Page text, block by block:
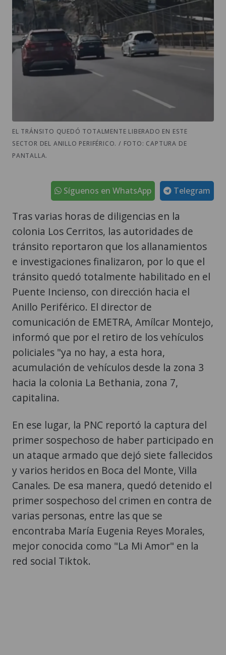
EL TRÁNSITO QUEDÓ TOTALMENTE LIBERADO EN ESTE
SECTOR DEL ANILLO PERIFÉRICO. / FOTO: CAPTURA DE
PANTALLA.
Telegram
Síguenos en WhatsApp
Tras varias horas de diligencias en la
colonia Los Cerritos, las autoridades de
tránsito reportaron que los allanamientos
e investigaciones finalizaron, por lo que el
tránsito quedó totalmente habilitado en el
Puente Incienso, con dirección hacia el
Anillo Periférico. El director de
comunicación de EMETRA, Amílcar Montejo,
informó que por el retiro de los vehículos
policiales "ya no hay, a esta hora,
acumulación de vehículos desde la zona 3
hacia la colonia La Bethania, zona 7,
capitalina.
En ese lugar, la PNC reportó la captura del
primer sospechoso de haber participado en
un ataque armado que dejó siete fallecidos
y varios heridos en Boca del Monte, Villa
Canales. De esa manera, quedó detenido el
primer sospechoso del crimen en contra de
varias personas, entre las que se
encontraba María Eugenia Reyes Morales,
mejor conocida como "La Mi Amor" en la
red social Tiktok.